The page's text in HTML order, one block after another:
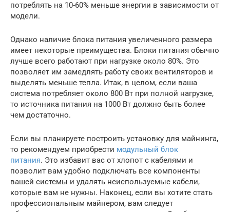
потреблять на 10-60% меньше энергии в зависимости от
модели.
Однако наличие блока питания увеличенного размера
имеет некоторые преимущества. Блоки питания обычно
лучше всего работают при нагрузке около 80%. Это
позволяет им замедлять работу своих вентиляторов и
выделять меньше тепла. Итак, в целом, если ваша
система потребляет около 800 Вт при полной нагрузке,
то источника питания на 1000 Вт должно быть более
чем достаточно.
Если вы планируете построить установку для майнинга,
то рекомендуем приобрести модульный блок
питания. Это избавит вас от хлопот с кабелями и
позволит вам удобно подключать все компоненты
вашей системы и удалять неиспользуемые кабели,
которые вам не нужны. Наконец, если вы хотите стать
профессиональным майнером, вам следует